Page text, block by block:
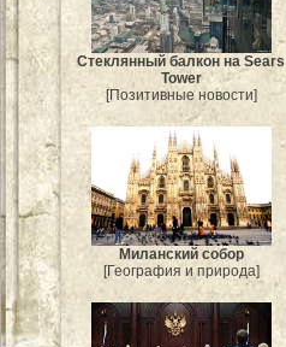
Стеклянный балкон на Sears
Tower
[Позитивные новости]
Миланский собор
[География и природа]